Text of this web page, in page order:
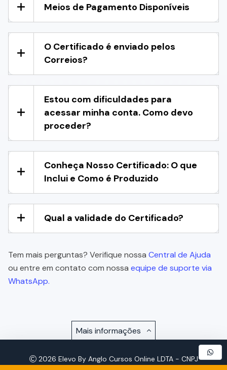
Meios de Pagamento Disponíveis
O Certificado é enviado pelos
Correios?
Estou com dificuldades para
acessar minha conta. Como devo
proceder?
Conheça Nosso Certificado: O que
Inclui e Como é Produzido
Qual a validade do Certificado?
Tem mais perguntas? Verifique nossa Central de Ajuda
ou entre em contato com nossa equipe de suporte via
WhatsApp.
Mais informações
2026 Elevo By Anglo Cursos Online LDTA - CNPJ